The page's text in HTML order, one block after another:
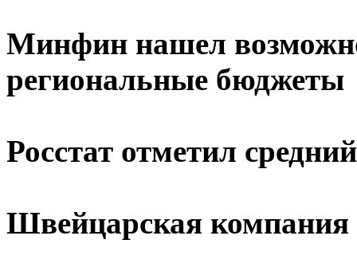
Минфин нашел
региональные бюджеты
Росстат отметил
Швейцарская